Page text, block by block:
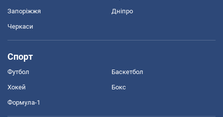
Запоріжжя Дніпро
Черкаси
Спорт
Футбол Баскетбол
Хокей Бокс
Формула-1